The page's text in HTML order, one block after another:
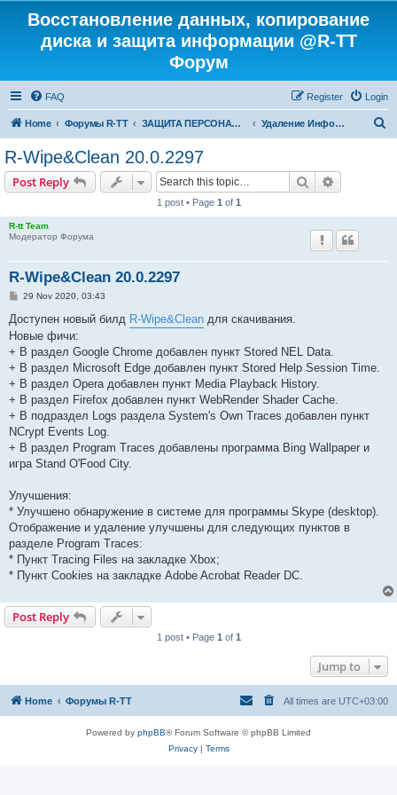
Восстановление данных, копирование
диска и защита информации @R-TT
Форум
FAQ Login
Register
Home Форумы R-TT ЗАЩИТА ПЕРСОНАЛЬНЫХ ДАННЫХ И БЕЗОПАСНОСТЬ Удаление Информации с Диска
R-Wipe&Clean 20.0.2297
Post Reply Search
1 post • Page 1 of 1
R-tt Team
Модератор Форума
R-Wipe&Clean 20.0.2297
P
s
29 Nov 2020, 03:43
Доступен новый билд R-Wipe&Clean для скачивания.
Новые фичи:
+ В раздел Google Chrome добавлен пункт Stored NEL Data.
+ В раздел Microsoft Edge добавлен пункт Stored Help Session Time.
+ В раздел Opera добавлен пункт Media Playback History.
+ В раздел Firefox добавлен пункт WebRender Shader Cache.
+ В подраздел Logs раздела System's Own Traces добавлен пункт
NCrypt Events Log.
+ В раздел Program Traces добавлены программа Bing Wallpaper и
игра Stand O'Food City.
Улучшения:
* Улучшено обнаружение в системе для программы Skype (desktop).
Отображение и удаление улучшены для следующих пунктов в
разделе Program Traces:
* Пункт Tracing Files на закладке Xbox;
* Пункт Cookies на закладке Adobe Acrobat Reader DC.
Post Reply
1 post • Page 1 of 1
Jump to
Home Форумы R-TT All times are UTC+03:00
Powered by phpBB® Forum Software © phpBB Limited
Privacy| Terms